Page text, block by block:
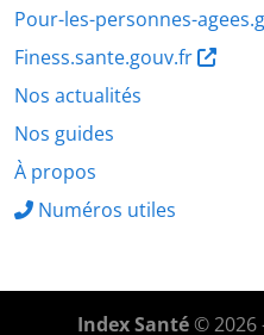
Pour-les-personnes-
Finess.sante.gouv.fr
Nos actualités
Nos guides
À propos
Numéros utiles
Index Santé© 2026